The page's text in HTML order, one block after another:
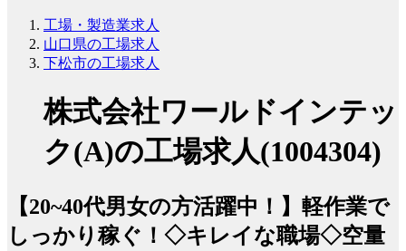
工場・製造業求人
山口県の工場求人
下松市の工場求人
株式会社ワールドインテッ
ク(A)の工場求人(1004304)
【20~40代男女の方活躍中！】軽作業で
しっかり稼ぐ！◇キレイな職場◇空量